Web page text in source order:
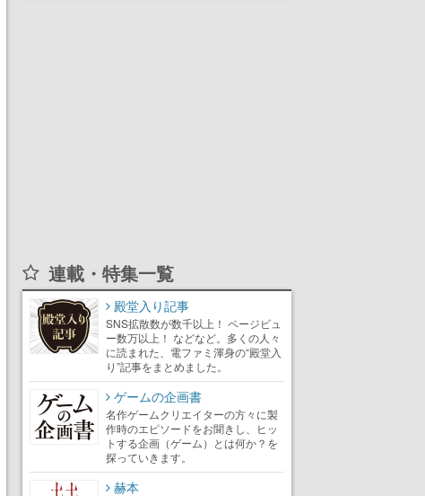
連載・特集一覧
殿堂入り記事
SNS拡散数が数千以上！ ページビュ
ー数万以上！ などなど。多くの人々
に読まれた、電ファミ渾身の“殿堂入
り”記事をまとめました。
ゲームの企画書
名作ゲームクリエイターの方々に製
作時のエピソードをお聞きし、ヒッ
トする企画（ゲーム）とは何か？を
探っていきます。
赫本